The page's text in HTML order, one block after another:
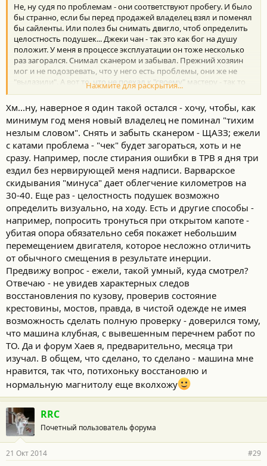
и
:
Не, ну судя по проблемам - они соответствуют пробегу. И было
бы странно, если бы перед продажей владелец взял и поменял
бы сайленты. Или полез бы снимать двигло, чтоб определить
целостность подушек... Джеки чан - так это как бог на душу
положит. У меня в процессе эксплуатации он тоже несколько
раз загорался. Снимал сканером и забывал. Прежний хозяин
мог и не подозревать, что у него есть проблемы, они же не
"вылазили". А вот то, что не поехал к "своему" мастеру - так то
жирный минус твоему бюджету. Если бы он диагностировал
проблемы, был бы повод хорошенько поторговаться.
Нажмите для раскрытия...
Хм...ну, наверное я один такой остался - хочу, чтобы, как
минимум год меня новый владелец не поминал "тихим
незлым словом". Снять и забыть сканером - ЩАЗЗ; ежели
с катами проблема - "чек" будет загораться, хоть и не
сразу. Например, после стирания ошибки в ТРВ я дня три
ездил без нервирующей меня надписи. Варварское
скидывания "минуса" дает облегчение километров на
30-40. Еще раз - целостность подушек возможно
определить визуально, на ходу. Есть и другие способы -
например, попросить тронуться при открытом капоте -
убитая опора обязательно себя покажет небольшим
перемещением двигателя, которое несложно отличить
от обычного смещения в результате инерции.
Предвижу вопрос - ежели, такой умный, куда смотрел?
Отвечаю - не увидев характерных следов
восстановления по кузову, проверив состояние
крестовины, мостов, правда, в чистой одежде не имея
возможность сделать полную проверку - доверился тому,
что машина клубная, с вывешенным перечнем работ по
ТО. Да и форум Хаев я, предварительно, месяца три
изучал. В общем, что сделано, то сделано - машина мне
нравится, так что, потихоньку восстановлю и
нормальную магнитолу еще вколхожу
RRC
Почетный пользователь форума
21 Окт 2014 #29